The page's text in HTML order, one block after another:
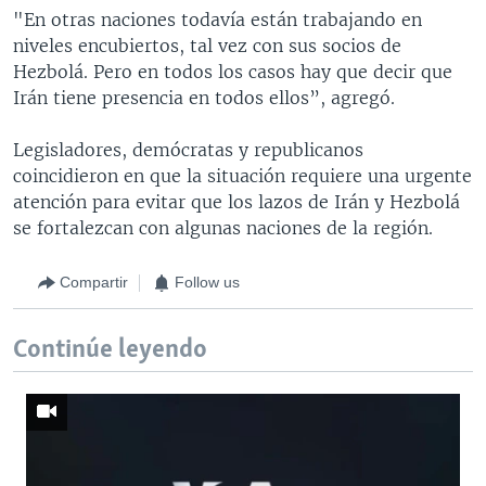
"En otras naciones todavía están trabajando en
niveles encubiertos, tal vez con sus socios de
Hezbolá. Pero en todos los casos hay que decir que
Irán tiene presencia en todos ellos”, agregó.
Legisladores, demócratas y republicanos
coincidieron en que la situación requiere una urgente
atención para evitar que los lazos de Irán y Hezbolá
se fortalezcan con algunas naciones de la región.
Compartir Follow us
Continúe leyendo